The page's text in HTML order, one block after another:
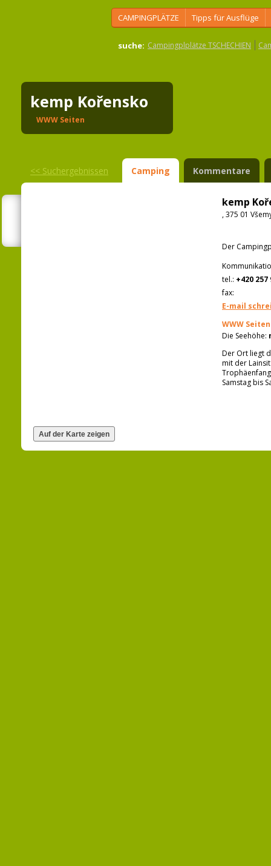
CAMPINGPLÄTZE Tipps für Ausflüge
suche: Campingplplätze TSCHECHIEN
kemp Kořensko
WWW Seiten
<< Suchergebnissen Camping Kommentare
kemp
, 375 01
Der
tel.: +420 257
fax:
E-mail
WWW Seiten
Die Seehöhe:
Der Ort liegt
mit der
Samstag bis